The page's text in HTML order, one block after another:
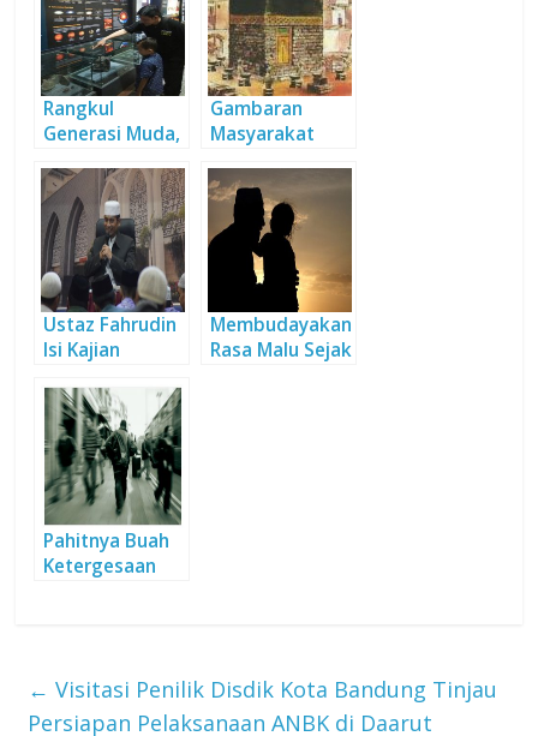
Rangkul
Generasi Muda,
Tauhid kepada-
Nya
Gambaran
Masyarakat
(Bagian 1)
Ustaz Fahrudin
Isi Kajian
Munakahat
Membudayakan
Rasa Malu Sejak
Pahitnya Buah
Ketergesaan
← Visitasi Penilik Disdik Kota Bandung Tinjau
Persiapan Pelaksanaan ANBK di Daarut